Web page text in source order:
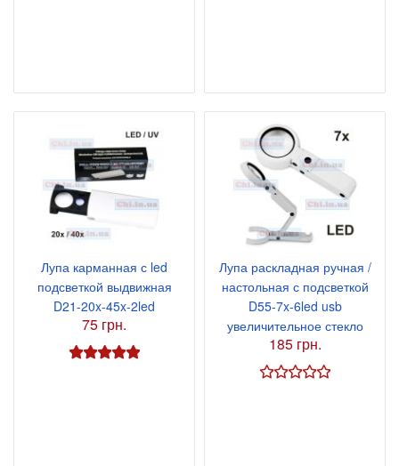
Лупа карманная с led
подсветкой выдвижная
D21-20x-45x-2led
75 грн.
Лупа раскладная ручная /
настольная с подсветкой
D55-7x-6led usb
увеличительное стекло
185 грн.